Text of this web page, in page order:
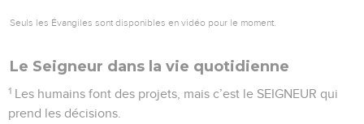
Seuls les Évangiles sont disponibles en vidéo pour le moment.
Le Seigneur dans la vie quotidienne
1 Les humains font des projets, mais c’est le SEIGNEUR qui
prend les décisions.